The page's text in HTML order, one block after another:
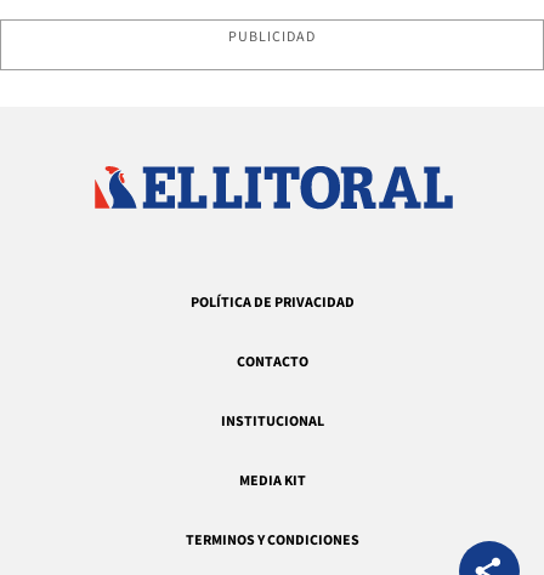
PUBLICIDAD
POLÍTICA DE PRIVACIDAD
CONTACTO
INSTITUCIONAL
MEDIA KIT
TERMINOS Y CONDICIONES